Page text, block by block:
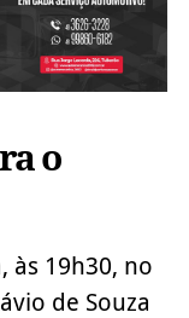
o
às 19h30, no
de Souza